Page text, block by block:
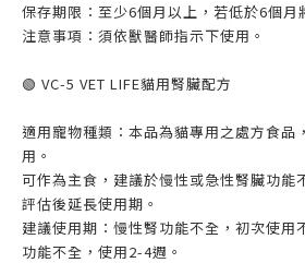
保存期限：至少6個月以上，若低於6個月
注意事項：須依獸醫師指示下使用。
🟢 VC-5 VET LIFE貓用腎臟配方
適用寵物種類：本品為貓專用之處方食品
用。
可作為主食，建議於慢性或急性腎臟功能
評估後延長使用期。
建議使用期：慢性腎功能不全，初次使用
功能不全，使用2-4週。